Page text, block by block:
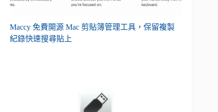
Maccy 免費開源 Mac 剪貼簿管理工具，保留複製
紀錄快速搜尋貼上